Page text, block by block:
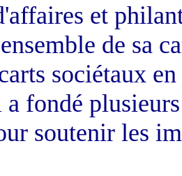
et
de sa
sociétaux
fondé
soutenir les